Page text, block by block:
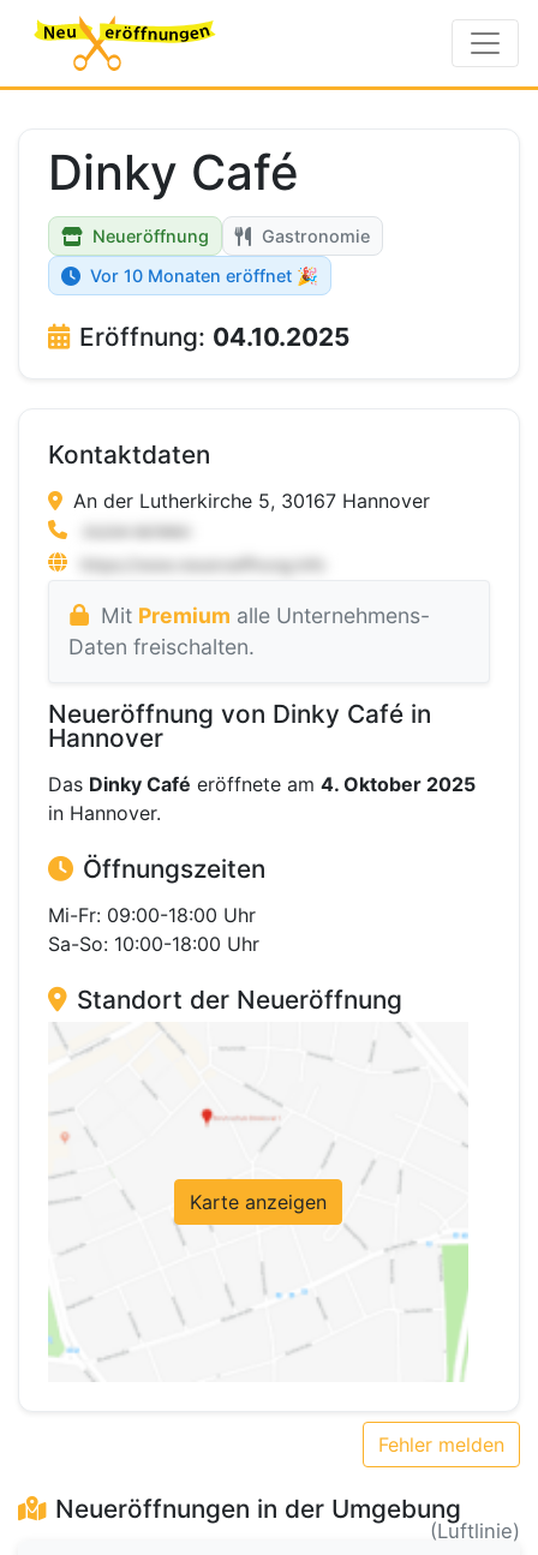
Dinky Café
Neueröffnung
Gastronomie
Vor 10 Monaten eröffnet 🎉
Eröffnung: 04.10.2025
Kontaktdaten
An der Lutherkirche 5, 30167 Hannover
Mit Premium alle Unternehmens-
Daten freischalten.
Neueröffnung von Dinky Café in
Hannover
Das Dinky Café eröffnete am 4. Oktober 2025
in Hannover.
Öffnungszeiten
Mi-Fr: 09:00-18:00 Uhr
Sa-So: 10:00-18:00 Uhr
Standort der Neueröffnung
Karte anzeigen
Fehler melden
Neueröffnungen in der Umgebung
(Luftlinie)